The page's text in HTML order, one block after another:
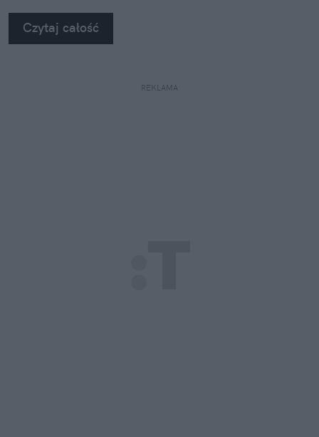
Czytaj całość
REKLAMA